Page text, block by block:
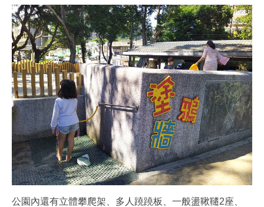
公園內還有立體攀爬架、多人蹺蹺板、一般盪鞦韆2座、